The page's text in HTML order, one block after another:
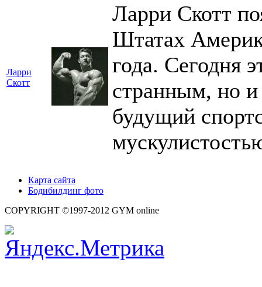
Ларри
Скотт
Ларри Скотт
Штатах
года. Сегодня
странным, но и
будущий
Карта сайта
Бодибилдинг фото
COPYRIGHT ©1997-2012 GYM online